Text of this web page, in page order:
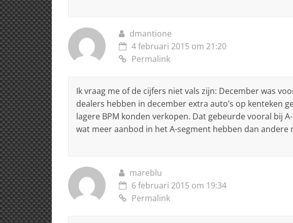
dmantione
4 februari 2015 om 21:20
Permalink
Ik vraag me of de cijfers niet vals zijn: December was
dealers hebben in december extra auto’s op kenteken
lagere BPM konden verkopen. Dat gebeurde vooral bij
wat meer aanbod in het A-segment hebben dan andere
mareblu
6 februari 2015 om 19:34
Permalink